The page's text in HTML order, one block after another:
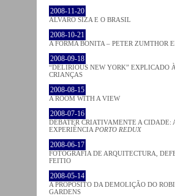
2008-11-20
ÁLVARO SIZA E O BRASIL
2008-10-21
A FORMA BONITA – PETER ZUMTHOR
2008-09-18
“DELIRIOUS NEW YORK” EXPLICADO
CRIANÇAS
2008-08-15
A ROOM WITH A VIEW
2008-07-16
DEBATER CRIATIVAMENTE A CIDADE:
EXPERIÊNCIA PORTO REDUX
2008-06-17
FOTOGRAFIA DE ARQUITECTURA,
FEITIO
2008-05-14
A PROPÓSITO DA DEMOLIÇÃO DO
GARDENS